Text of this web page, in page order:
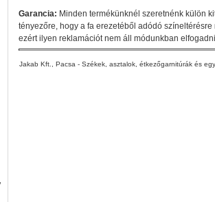
Garancia: Minden termékünknél szeretnénk külön
tényezőre, hogy a fa erezetéből adódó színeltérésre
ezért ilyen reklamációt nem áll módunkban
Jakab Kft., Pacsa - Székek, asztalok, étkezőgarnitúrák és